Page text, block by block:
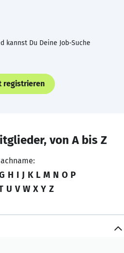
kannst Du Deine Job-Suche
registrieren
von A bis Z
H I J K L M N O P
U V W X Y Z